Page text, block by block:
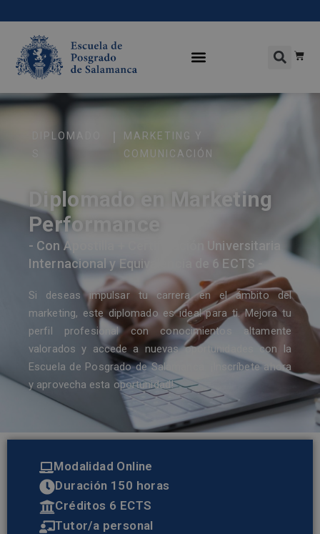
DIPLOMADO
MARKETING Y
COMUNICACIÓN
Diplomado en Marketing
Performance
- Con Apostilla + Certificación Universitaria
Internacional y Equivalencia de 6 ECTS -
Si deseas impulsar tu carrera en el ámbito del
marketing, este diplomado es ideal para ti. Mejora tu
perfil profesional con conocimientos altamente
valorados y accede a nuevas oportunidades con la
Escuela de Posgrado de Salamanca. ¡Inscríbete ahora
y aprovecha esta oportunidad!
Modalidad Online
Duración 150 horas
Créditos 6 ECTS
Tutor/a personal